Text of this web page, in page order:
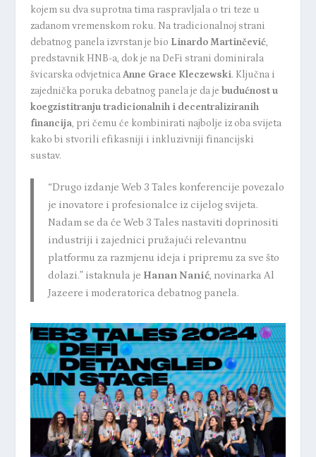
kojem su dva suprotna tima raspravljala o tri teze u
zadanom vremenskom roku. Na tradicionalnoj strani
debatnog panela izvrstan je bio Linardo Martinčević,
predstavnik HNB-a, dok je na DeFi strani dominirala
švicarska odvjetnicaAnne Grace Kleczewski. Ključna i
zajednička poruka debatnog panela je da je budućnost u
koegzistitranju tradicionalnih i decentraliziranih
financija, pri čemu će kombinirati najbolje iz oba svijeta
kako bi stvorili efikasniji i inkluzivniji financijski
sustav.
“Drugo izdanje Web 3 Tales konferencije povezalo
je inovatore i profesionalce iz cijelog svijeta.
Nadam se da će Web 3 Tales nastaviti doprinositi
industriji i zajednici pružajući relevantnu
platformu za razmjenu ideja i pripremu za sve što
dolazi.” istaknula je Hanan Nanić, novinarka Al
Jazeere i moderatorica debatnog panela.